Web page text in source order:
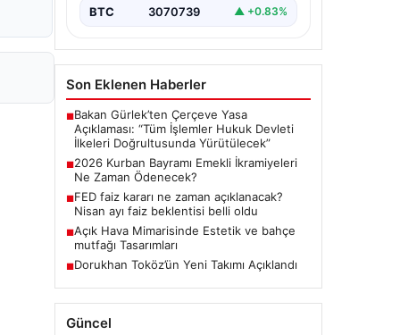
BTC 3070739 ▲ +0.83%
Son Eklenen Haberler
■Bakan Gürlek’ten Çerçeve Yasa
Açıklaması: “Tüm İşlemler Hukuk Devleti
İlkeleri Doğrultusunda Yürütülecek”
■2026 Kurban Bayramı Emekli İkramiyeleri
Ne Zaman Ödenecek?
■FED faiz kararı ne zaman açıklanacak?
Nisan ayı faiz beklentisi belli oldu
■Açık Hava Mimarisinde Estetik ve bahçe
mutfağı Tasarımları
■Dorukhan Toköz’ün Yeni Takımı Açıklandı
Güncel